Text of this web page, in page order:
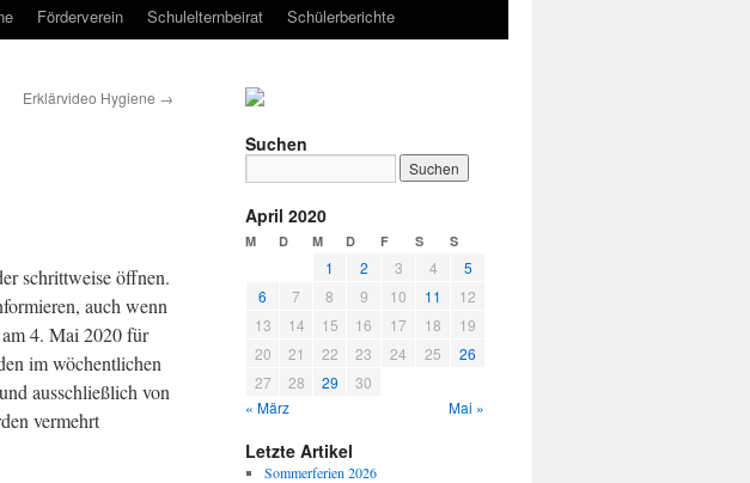
Förderverein Schulelternbeirat Schülerberichte
Erklärvideo Hygiene →
schrittweise öffnen.
auch wenn
4. Mai 2020 für
im wöchentlichen
ausschließlich von
vermehrt
Suchen
April 2020
M D M D F S S
1 2 3 4
5
6
7 8 9 10 11
12
13
14 15 16 17 18
19
20
21 22 23 24 25
26
27
28 29
30
« März
Mai »
Letzte Artikel
Sommerferien 2026